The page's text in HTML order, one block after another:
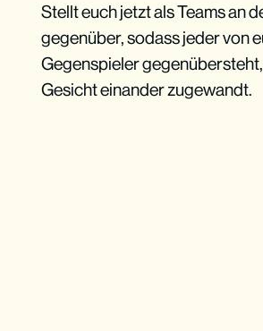
Stellt euch jetzt als Teams an
gegenüber, sodass jeder von
Gegenspieler
Gesicht einander zugewandt.